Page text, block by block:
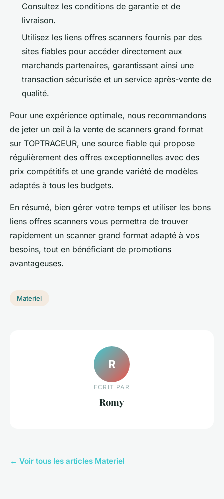
Consultez les conditions de garantie et de
livraison.
Utilisez les liens offres scanners fournis par des
sites fiables pour accéder directement aux
marchands partenaires, garantissant ainsi une
transaction sécurisée et un service après-vente de
qualité.
Pour une expérience optimale, nous recommandons
de jeter un œil à la vente de scanners grand format
sur TOPTRACEUR, une source fiable qui propose
régulièrement des offres exceptionnelles avec des
prix compétitifs et une grande variété de modèles
adaptés à tous les budgets.
En résumé, bien gérer votre temps et utiliser les bons
liens offres scanners vous permettra de trouver
rapidement un scanner grand format adapté à vos
besoins, tout en bénéficiant de promotions
avantageuses.
Materiel
R
ECRIT PAR
Romy
← Voir tous les articles Materiel